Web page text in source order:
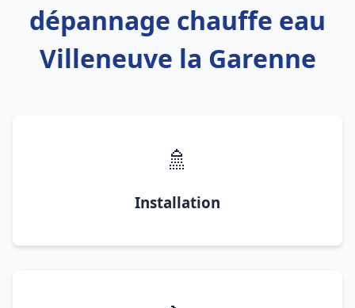
dépannage chauffe eau
Villeneuve la Garenne
🚿
Installation